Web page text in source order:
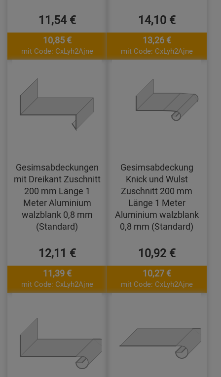
11,54 €
10,85 €
mit Code: CxLyh2Ajne
14,10 €
13,26 €
mit Code: CxLyh2Ajne
Gesimsabdeckungen
mit Dreikant Zuschnitt
200 mm Länge 1
Meter Aluminium
walzblank 0,8 mm
(Standard)
12,11 €
11,39 €
mit Code: CxLyh2Ajne
Gesimsabdeckung
Knick und Wulst
Zuschnitt 200 mm
Länge 1 Meter
Aluminium walzblank
0,8 mm (Standard)
10,92 €
10,27 €
mit Code: CxLyh2Ajne